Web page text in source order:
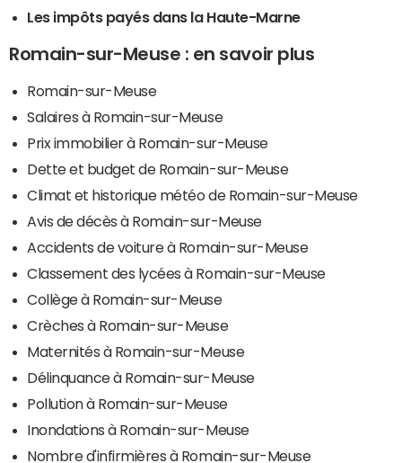
Les impôts payés dans la Haute-Marne
Romain-sur-Meuse : en savoir plus
Romain-sur-Meuse
Salaires à Romain-sur-Meuse
Prix immobilier à Romain-sur-Meuse
Dette et budget de Romain-sur-Meuse
Climat et historique météo de Romain-sur-Meuse
Avis de décès à Romain-sur-Meuse
Accidents de voiture à Romain-sur-Meuse
Classement des lycées à Romain-sur-Meuse
Collège à Romain-sur-Meuse
Crèches à Romain-sur-Meuse
Maternités à Romain-sur-Meuse
Délinquance à Romain-sur-Meuse
Pollution à Romain-sur-Meuse
Inondations à Romain-sur-Meuse
Nombre d'infirmières à Romain-sur-Meuse